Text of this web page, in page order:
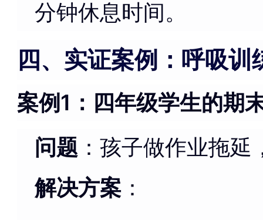
分钟休息时间。
四、实证案例：呼吸
案例1：四年级学生的期
问题 ：孩子做作业拖
解决方案 ：